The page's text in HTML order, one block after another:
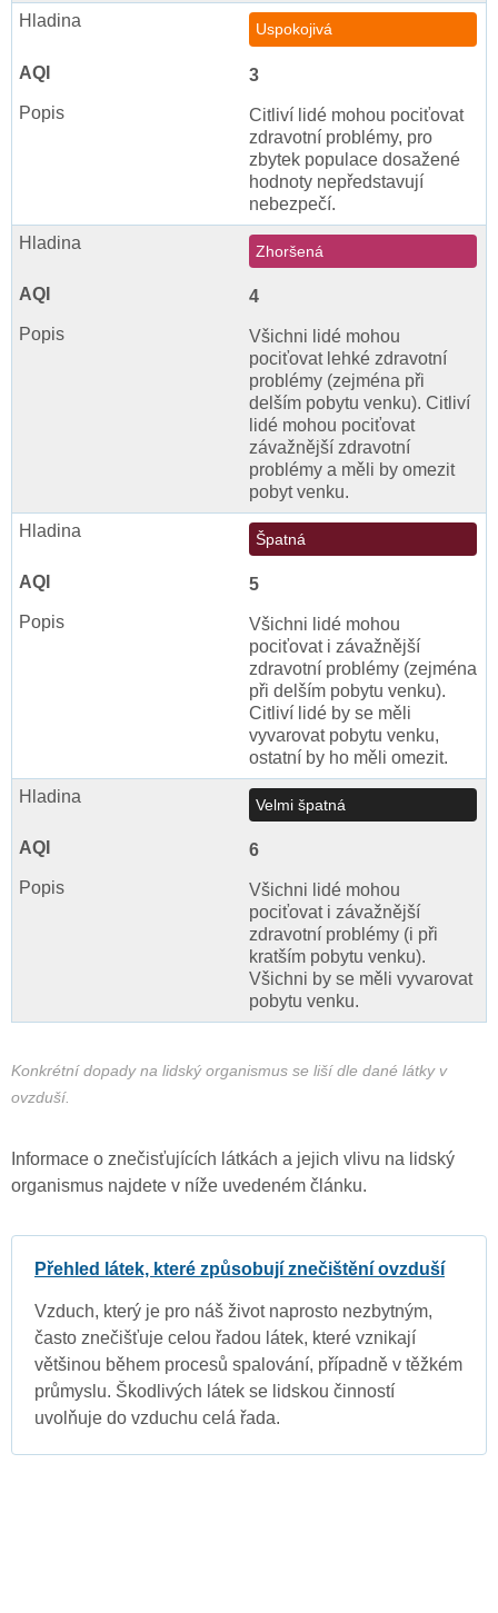
Uspokojivá
3
Citliví lidé mohou pociťovat
zdravotní problémy, pro
zbytek populace dosažené
hodnoty nepředstavují
nebezpečí.
Zhoršená
4
Všichni lidé mohou
pociťovat lehké zdravotní
problémy (zejména při
delším pobytu venku). Citliví
lidé mohou pociťovat
závažnější zdravotní
problémy a měli by omezit
pobyt venku.
Špatná
5
Všichni lidé mohou
pociťovat i závažnější
zdravotní problémy (zejména
při delším pobytu venku).
Citliví lidé by se měli
vyvarovat pobytu venku,
ostatní by ho měli omezit.
Velmi špatná
6
Všichni lidé mohou
pociťovat i závažnější
zdravotní problémy (i při
kratším pobytu venku).
Všichni by se měli vyvarovat
pobytu venku.
Konkrétní dopady na lidský organismus se liší dle dané látky v
ovzduší.
Informace o znečisťujících látkách a jejich vlivu na lidský
organismus najdete v níže uvedeném článku.
Přehled látek, které způsobují znečištění ovzduší
Vzduch, který je pro náš život naprosto nezbytným,
často znečišťuje celou řadou látek, které vznikají
většinou během procesů spalování, případně v těžkém
průmyslu. Škodlivých látek se lidskou činností
uvolňuje do vzduchu celá řada.